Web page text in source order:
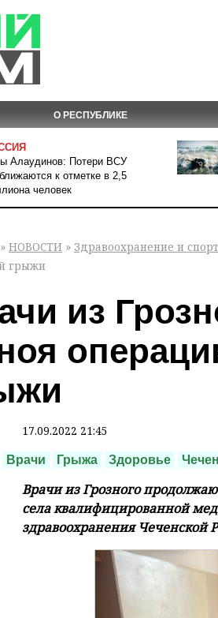
О РЕСПУБЛИКЕ
Алаудинов: Потери ВСУ
к отметке в 2,5
человек
» НОВОСТИ » Здравоохранение и спорт
грыжи
из
17.09.2022 21:45
Врачи Грыжа Здоровье
Врачи из Грозного
села квалифицированной
здравоохранения Чеченской